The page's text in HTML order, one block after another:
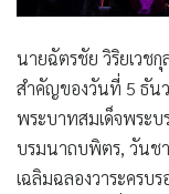
นายฉัตรชัย วิริยเวชกุ
สำคัญของวันที่ 5 ธัน
พระบาทสมเด็จพระ
บรมนาถบพิตร, วันช
เฉลิมฉลองวาระครบ